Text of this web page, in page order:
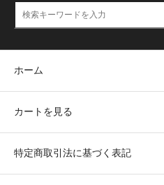
ホーム
カートを見る
特定商取引法に基づく表記